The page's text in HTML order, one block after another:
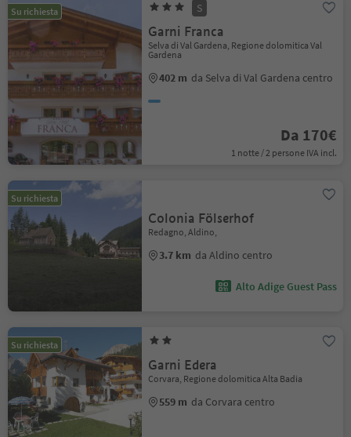
Su richiesta S
Garni Franca
Selva di Val Gardena, Regione dolomitica Val
Gardena
402 m da Selva di Val Gardena centro
Da 170€
1 notte / 2 persone IVA incl.
Su richiesta
Colonia Fölserhof
Redagno, Aldino,
3.7 km da Aldino centro
Alto Adige Guest Pass
Su richiesta
Garni Edera
Corvara, Regione dolomitica Alta Badia
559 m da Corvara centro